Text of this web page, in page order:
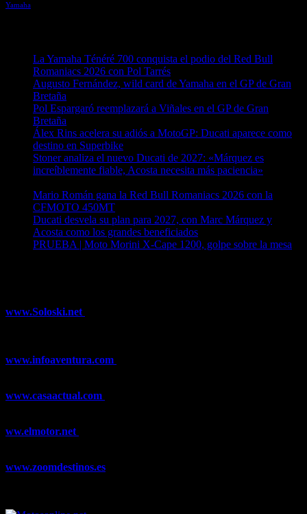
Yamaha
La Yamaha Ténéré 700 conquista el podio del Red Bull
Romaniacs 2026 con Pol Tarrés
Augusto Fernández, wild card de Yamaha en el GP de Gran
Bretaña
Pol Espargaró reemplazará a Viñales en el GP de Gran
Bretaña
Álex Rins acelera su adiós a MotoGP: Ducati aparece como
destino en Superbike
Stoner analiza el nuevo Ducati de 2027: «Márquez es
increíblemente fiable, Acosta necesita más paciencia»
Mario Román gana la Red Bull Romaniacs 2026 con la
CFMOTO 450MT
Ducati desvela su plan para 2027, con Marc Márquez y
Acosta como los grandes beneficiados
PRUEBA | Moto Morini X-Cape 1200, golpe sobre la mesa
www.Soloski.net
www.infoaventura.com
www.casaactual.com
ww.elmotor.net
www.zoomdestinos.es